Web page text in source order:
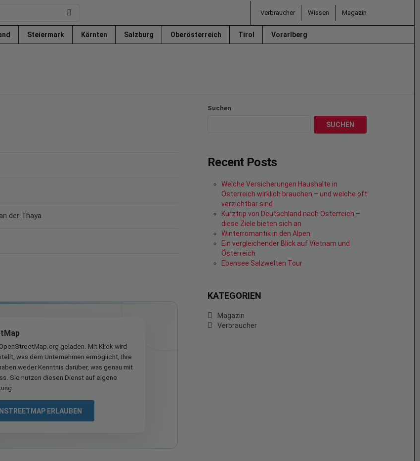
Verbraucher Wissen Magazin
Steiermark Kärnten Salzburg Oberösterreich Tirol Vorarlberg
der Thaya
geladen. Mit Klick wird
was dem Unternehmen ermöglicht, Ihre
weder Kenntnis darüber, was genau mit
Sie nutzen diesen Dienst auf eigene
ERLAUBEN
Suchen
SUCHEN
Recent Posts
Welche Versicherungen Haushalte in
Österreich wirklich brauchen – und welche oft
verzichtbar sind
Kurztrip von Deutschland nach Österreich –
diese Ziele bieten sich an
Winterromantik in den Alpen
Ein vergleichender Blick auf Vietnam und
Österreich
Ebensee Salzwelten Tour
KATEGORIEN
Magazin
Verbraucher